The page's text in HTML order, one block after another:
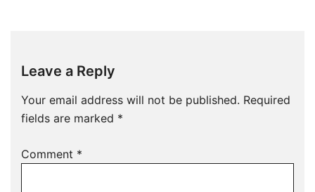
Leave a Reply
Your email address will not be published. Required
fields are marked *
Comment *